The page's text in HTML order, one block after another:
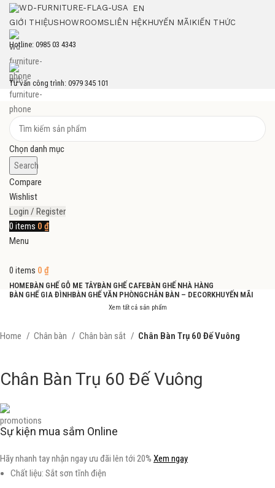
EN
GIỚI THIỆUSHOWROOMS LIÊN HỆKHUYẾN MÃI KIẾN THỨC
Hotline: 0985 03 4343
Tư vấn công trình: 0979 345 101
Chọn danh mục
Search
Compare
Wishlist
Login / Register
0 items 0 ₫
Menu
0 items 0 ₫
HOMEBÀN GHẾ GỖ ME TÂYBÀN GHẾ CAFEBÀN GHẾ NHÀ HÀNG
BÀN GHẾ GIA ĐÌNHBÀN GHẾ VĂN PHÒNGCHÂN BÀN – DECORKHUYẾN MÃI
Xem tất cả sản phẩm
Home Chân bàn Chân bàn sắt Chân Bàn Trụ 60 Đế Vuông
Chân Bàn Trụ 60 Đế Vuông
Sự kiện mua sắm Online
Hãy nhanh tay nhận ngay ưu đãi lên tới 20%Xem ngay
Chất liệu: Sắt sơn tĩnh điện